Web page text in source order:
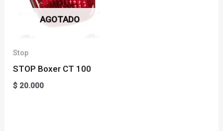
AGOTADO
Stop
STOP Boxer CT 100
$ 20.000